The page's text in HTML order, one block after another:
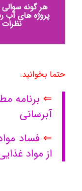
هر گونه سوالی
پروژه های آب
حتما بخوانید:
⇐ برنامه
آبرسانی
⇐ فساد
از مواد